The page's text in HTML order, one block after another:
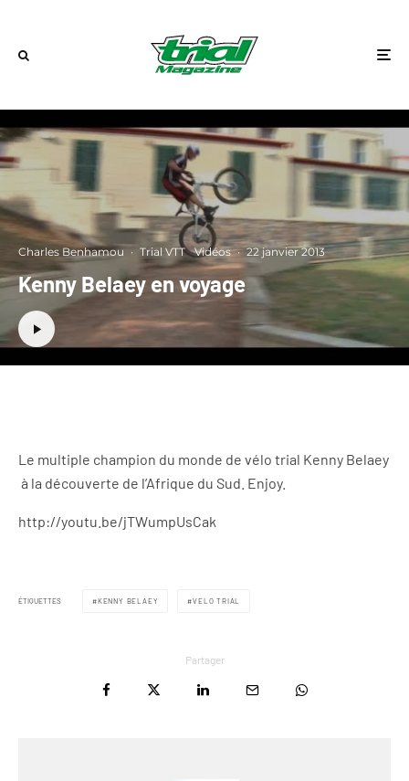
Charles Benhamou · Trial VTT Vidéos · 22 janvier 2013
Kenny Belaey en voyage
Le multiple champion du monde de vélo trial Kenny Belaey
à la découverte de l’Afrique du Sud. Enjoy.
http://youtu.be/jTWumpUsCak
ÉTIQUETTES KENNY BELAEY VELO TRIAL
Partager